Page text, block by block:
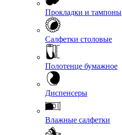
Прокладки и тампоны
Салфетки столовые
Полотенце бумажное
Диспенсеры
Влажные салфетки